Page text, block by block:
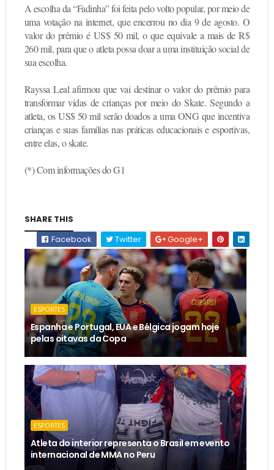
A escolha da “Fadinha” foi feita pelo volto popular, por meio de
uma votação na internet, que encerrou no dia 9 de agosto. O
valor do prêmio é US$ 50 mil, o que equivale a mais de R$
260 mil, para que o atleta possa doar a uma instituição social de
sua escolha.
Rayssa Leal afirmou que vai destinar o valor do prêmio para
transformar vidas de crianças por meio do Skate. Segundo a
atleta, os US$ 50 mil serão doados a uma ONG que incentiva
crianças e suas famílias nas práticas educacionais e esportivas,
entre elas, o skate.
(*) Com informações do G1
SHARE THIS
Facebook
Twitter Google+
ESPORTES
Espanha e Portugal, EUA e Bélgica jogam hoje
pelas oitavas da Copa
ESPORTES
Atleta do interior representa o Brasil em evento
internacional de MMA no Peru